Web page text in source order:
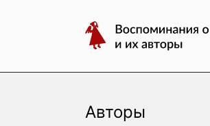
Воспоминания
о
и
авторы
Авторы